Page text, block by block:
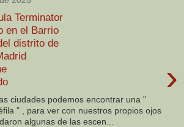
Terminator
en el Barrio
distrito de
›
ciudades podemos encontrar una "
" , para ver con nuestros propios ojos
algunas de las escen...